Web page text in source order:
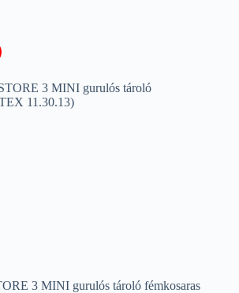
3 MINI gurulós tároló fémkosaras